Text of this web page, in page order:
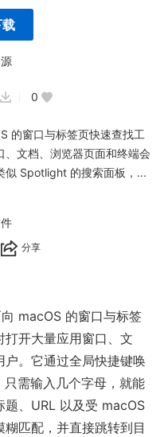
0
的窗口与标签页快速查找工
文档、浏览器页面和终端会
似 Spotlight 的搜索面板，...
分享
macOS 的窗口与标签
开大量应用窗口、文
。它通过全局快捷键唤
需输入几个字母，就能
题、URL 以及受 macOS
匹配，并直接跳转到目